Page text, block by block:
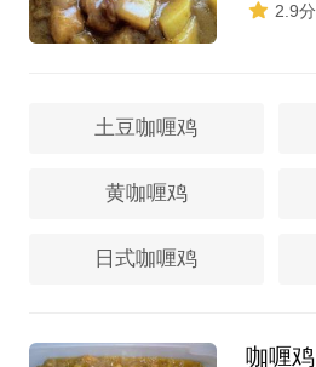
2.9分
土豆咖喱鸡
黄咖喱鸡
日式咖喱鸡
咖喱鸡